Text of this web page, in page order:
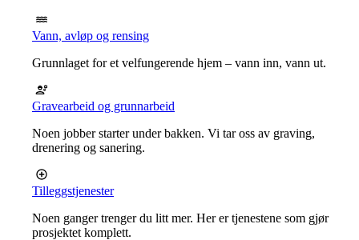
Vann, avløp og rensing
Grunnlaget for et velfungerende hjem – vann inn, vann ut.
Gravearbeid og grunnarbeid
Noen jobber starter under bakken. Vi tar oss av graving,
drenering og sanering.
Tilleggstjenester
Noen ganger trenger du litt mer. Her er tjenestene som gjør
prosjektet komplett.